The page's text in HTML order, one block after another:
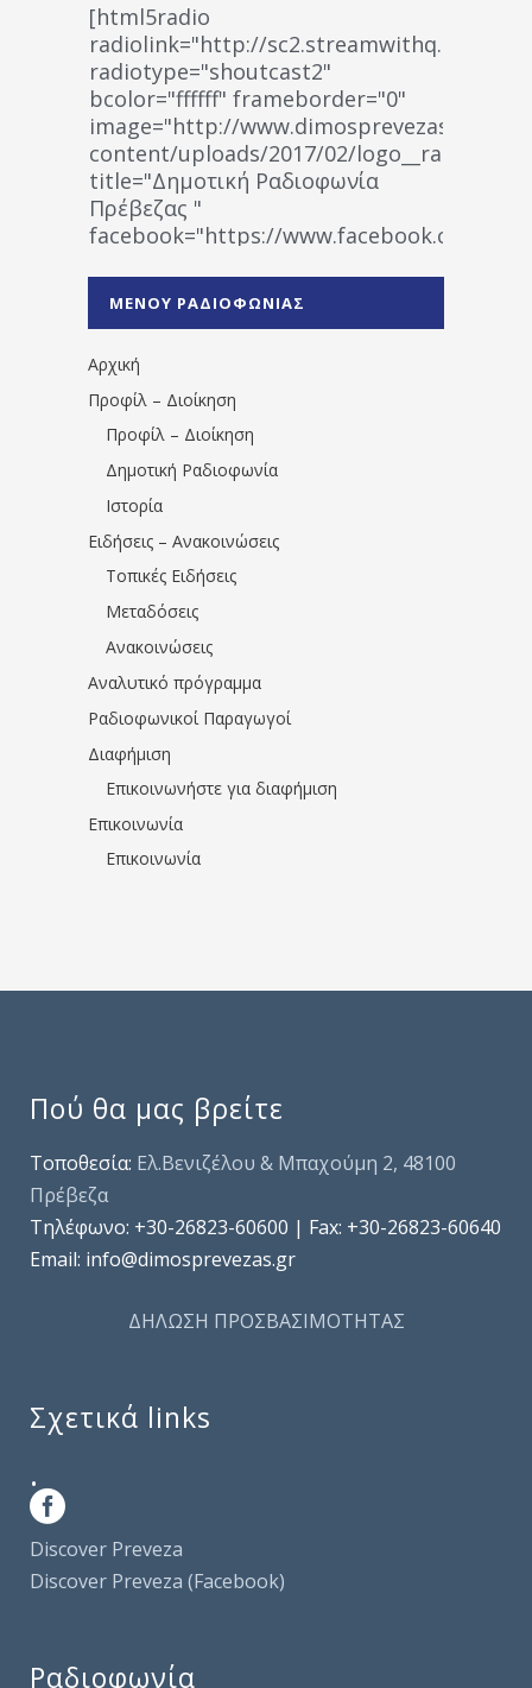
[html5radio
radiolink="http://
radiotype="shoutcast2"
bcolor="ffffff" frameborder="0"
image="http://www.dimosprevezas.gr/wp-
content/uploads/2017/02/
title="Δημοτική Ραδιοφωνία
Πρέβεζας "
facebook="https://www.facebook.com/
1531194763766854/" artist="" ]
ΜΕΝΟΥ ΡΑΔΙΟΦΩΝΙΑΣ
Αρχική
Προφίλ – Διοίκηση
Προφίλ – Διοίκηση
Δημοτική Ραδιοφωνία
Ιστορία
Ειδήσεις – Ανακοινώσεις
Τοπικές Ειδήσεις
Μεταδόσεις
Ανακοινώσεις
Αναλυτικό πρόγραμμα
Ραδιοφωνικοί Παραγωγοί
Διαφήμιση
Επικοινωνήστε για διαφήμιση
Επικοινωνία
Επικοινωνία
Πού θα μας βρείτε
Τοποθεσία: Ελ.Βενιζέλου & Μπαχούμη 2, 48100
Πρέβεζα
Τηλέφωνo: +30-26823-60600 | Fax: +30-26823-60640
Email: info@dimosprevezas.gr
ΔΗΛΩΣΗ ΠΡΟΣΒΑΣΙΜΟΤΗΤΑΣ
Σχετικά links
.
Discover Preveza
Discover Preveza (Facebook)
Ραδιοφωνία